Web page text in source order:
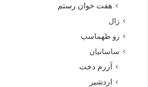
هفت خوان رستم‏
زال
زو طهماسپ‏
ساسانیان
آزرم دخت
اردشیر